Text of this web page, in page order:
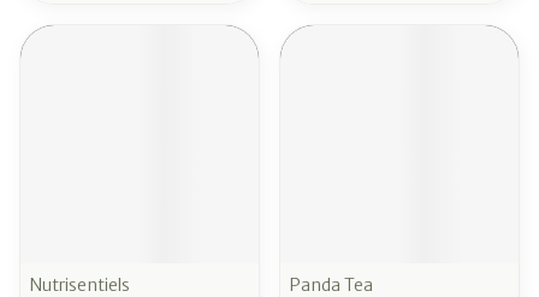
Nutrisentiels Panda Tea